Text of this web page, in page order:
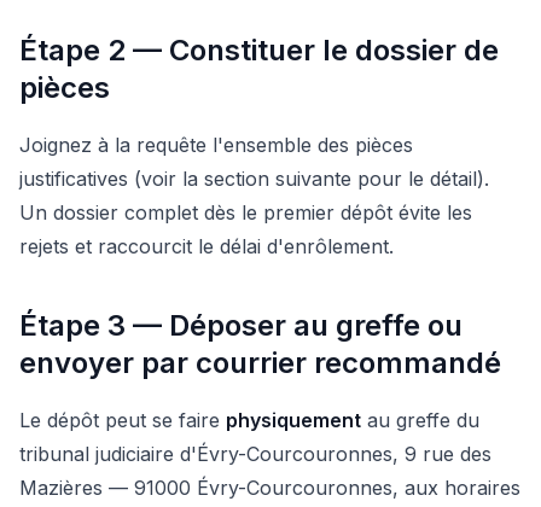
Étape 2 — Constituer le dossier de
pièces
Joignez à la requête l'ensemble des pièces
justificatives (voir la section suivante pour le détail).
Un dossier complet dès le premier dépôt évite les
rejets et raccourcit le délai d'enrôlement.
Étape 3 — Déposer au greffe ou
envoyer par courrier recommandé
Le dépôt peut se faire physiquement au greffe du
tribunal judiciaire d'Évry-Courcouronnes, 9 rue des
Mazières — 91000 Évry-Courcouronnes, aux horaires